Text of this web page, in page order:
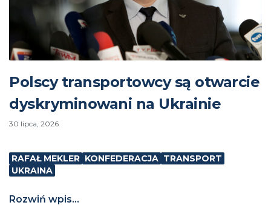
Polscy transportowcy są otwarcie
dyskryminowani na Ukrainie
30 lipca, 2026
RAFAŁ MEKLER KONFEDERACJA TRANSPORT
UKRAINA
Rozwiń wpis...